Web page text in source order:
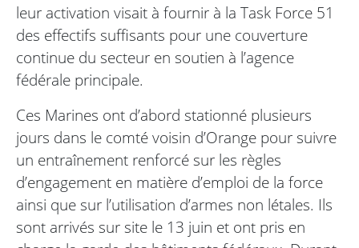
leur activation visait à fournir à la Task Force 51
des effectifs suffisants pour une couverture
continue du secteur en soutien à l’agence
fédérale principale.
Ces Marines ont d’abord stationné plusieurs
jours dans le comté voisin d’Orange pour suivre
un entraînement renforcé sur les règles
d’engagement en matière d’emploi de la force
ainsi que sur l’utilisation d’armes non létales. Ils
sont arrivés sur site le 13 juin et ont pris en